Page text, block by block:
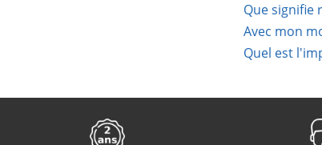
Que signifie
Avec mon
Quel est